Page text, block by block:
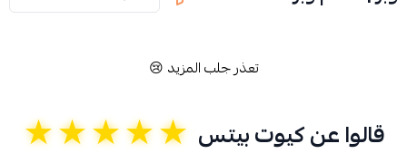
تعذر جلب المزيد 😢
قالوا عن كيوت بيتس ★★★★★